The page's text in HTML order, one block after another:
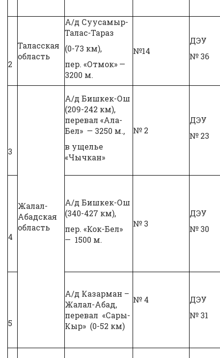
2
Таласская
область
А/д Суусамыр-
Талас-Тараз
(0-73 км),
пер. «Отмок» —
3200 м.
№14
ДЭУ
№ 36
3
Жалал-
Абадская
область
А/д Бишкек-Ош
(209-242 км),
перевал «Ала-
Бел» — 3250 м.,
в ущелье
«Чычкан»
№ 2
ДЭУ
№ 23
4
А/д Бишкек-Ош
(340-427 км),
пер. «Кок-Бел»
— 1500 м.
№ 3
ДЭУ
№ 30
5
А/д Казарман –
Жалал-Абад,
перевал «Сары-
Кыр» (0-52 км)
№ 4
ДЭУ
№ 31